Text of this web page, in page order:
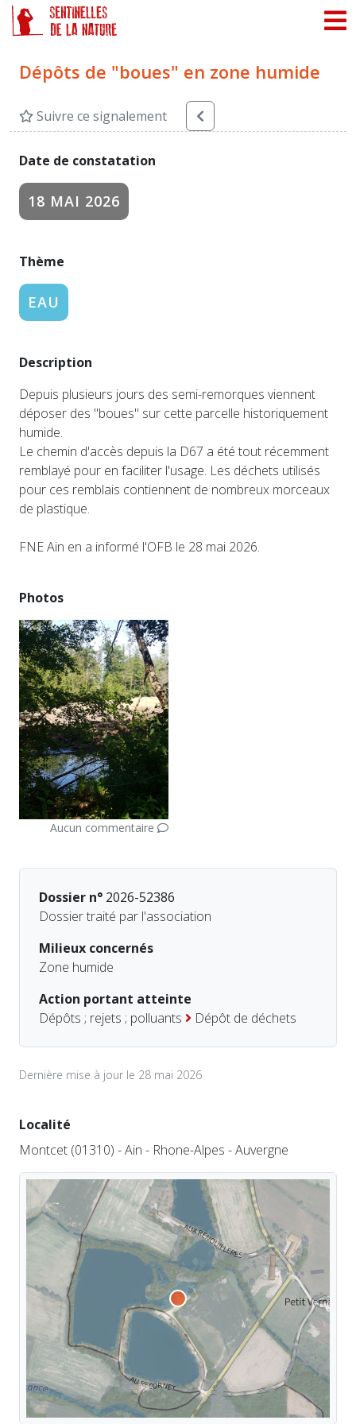
Dépôts de "boues" en zone humide
Suivre ce signalement
Date de constatation
18 MAI 2026
Thème
EAU
Description
Depuis plusieurs jours des semi-remorques viennent
déposer des "boues" sur cette parcelle historiquement
humide.
Le chemin d'accès depuis la D67 a été tout récemment
remblayé pour en faciliter l'usage. Les déchets utilisés
pour ces remblais contiennent de nombreux morceaux
de plastique.
FNE Ain en a informé l'OFB le 28 mai 2026.
Photos
Aucun commentaire
Dossier n° 2026-52386
Dossier traité par l'association
Milieux concernés
Zone humide
Action portant atteinte
Dépôts ; rejets ; polluants
Dépôt de déchets
Dernière mise à jour le 28 mai 2026
Localité
Montcet (01310) - Ain - Rhone-Alpes - Auvergne
Panneau de gestion des cookies